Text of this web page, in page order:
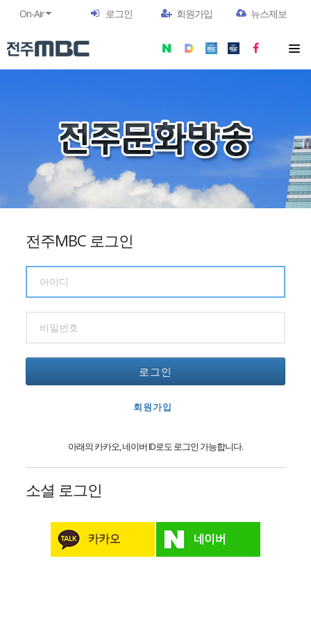
On-Air 로그인 회원가입 뉴스제보
전주MBC 로그인
로그인
회원가입
아래의 카카오, 네이버 ID로도 로그인 가능합니다.
소셜 로그인